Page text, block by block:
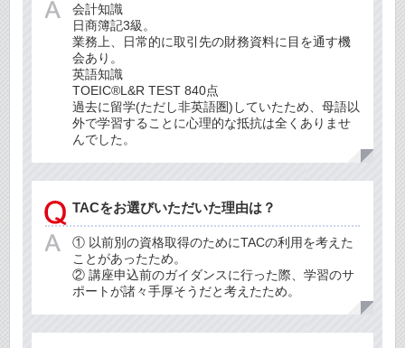
会計知識
日商簿記3級。
業務上、日常的に取引先の財務資料に目を通す機
会あり。
英語知識
TOEIC®L&R TEST 840点
過去に留学(ただし非英語圏)していたため、母語以
外で学習することに心理的な抵抗は全くありませ
んでした。
TACをお選びいただいた理由は？
① 以前別の資格取得のためにTACの利用を考えた
ことがあったため。
② 講座申込前のガイダンスに行った際、学習のサ
ポートが諸々手厚そうだと考えたため。